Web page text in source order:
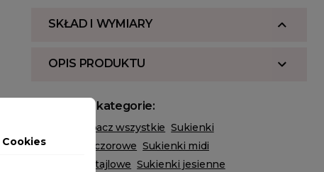
SKŁAD I WYMIARY
OPIS PRODUKTU
Powiązane kategorie:
Zobacz wszystkie Sukienki
Sukienki wieczorowe Sukienki midi
Sukienki koktajlowe Sukienki jesienne